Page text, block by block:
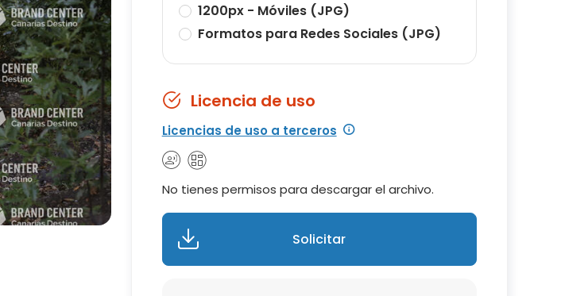
1200px - Móviles (JPG)
Formatos para Redes Sociales (JPG)
Licencia de uso
Licencias de uso a terceros
No tienes permisos para descargar el archivo.
Solicitar